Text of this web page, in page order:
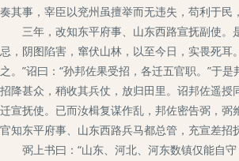
奏其事，宰臣以兖州虽擅举而无违失，苟利于民
三年，改知东平府事、山东西路宣抚副使。
忌，阴图陷害，窜伏山林，以至今日，实畏死
之。”诏曰：“孙邦佐果受招，各迁五官职。”于
招降甚众，稍收其兵仗，放归田里。诏邦佐遥
迁宣抚使。已而汝楫复谋作乱，邦佐密告弼，
官知东平府事、山东西路兵马都总管，充宣差招
弼上书曰：“山东、河北、河东数镇仅能自守